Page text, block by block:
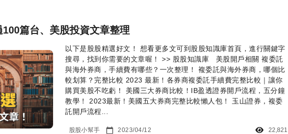
篇台、美股投資文章整理
以下是股股精選好文！ 想看更多文可到股股知識庫首頁，進行關鍵字
搜尋，找到你需要的文章喔！ >> 股股知識庫 美股開戶相關 複委託
與海外券商，手續費有哪些？一次整理！ 複委託與海外券商，哪個比
較划算？完整比較 2023 最新！各券商複委託手續費完整比較｜讓你
購買美股不吃虧！ 美國三大券商比較！IB盈透證券開戶流程，五分鐘
教學！ 2023最新！美國五大券商完整比較懶人包！ 玉山證券，複委
託開戶流程...
股股小幫手 2023/04/12 22,821